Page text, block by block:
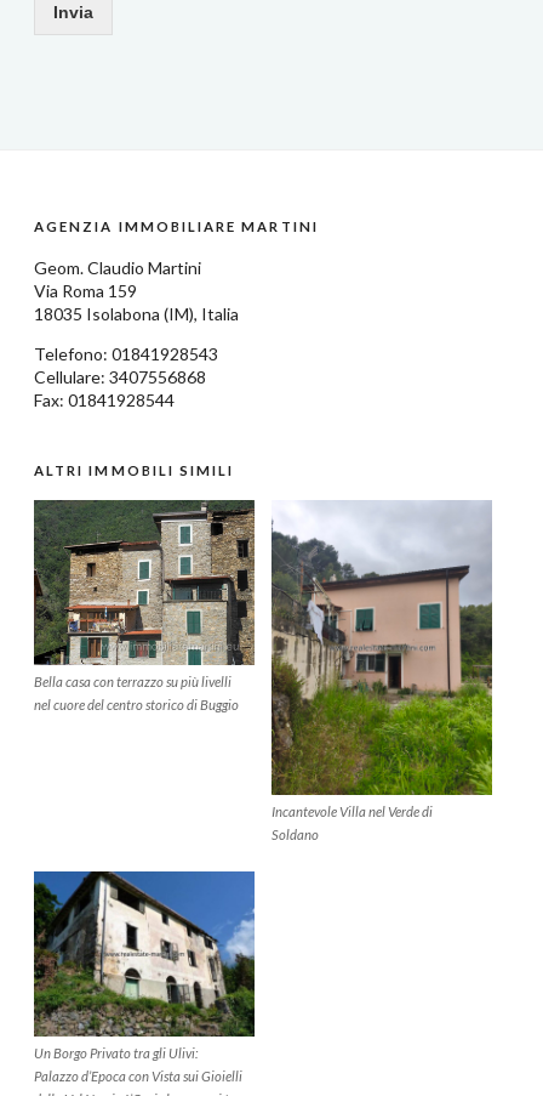
Invia
AGENZIA IMMOBILIARE MARTINI
Geom.Claudio Martini
Via Roma 159
18035 Isolabona (IM), Italia
Telefono: 01841928543
Cellulare: 3407556868
Fax: 01841928544
ALTRI IMMOBILI SIMILI
Bella casa con terrazzo su più livelli
nel cuore del centro storico di Buggio
Incantevole Villa nel Verde di
Soldano
Un Borgo Privato tra gli Ulivi:
Palazzo d’Epoca con Vista sui Gioielli